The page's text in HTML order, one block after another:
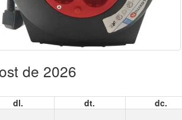
de 2026
dl. dt. dc.